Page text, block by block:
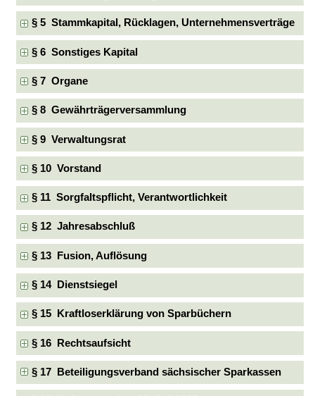
§ 5 Stammkapital, Rücklagen, Unternehmensverträge
§ 6 Sonstiges Kapital
§ 7 Organe
§ 8 Gewährträgerversammlung
§ 9 Verwaltungsrat
§ 10 Vorstand
§ 11 Sorgfaltspflicht, Verantwortlichkeit
§ 12 Jahresabschluß
§ 13 Fusion, Auflösung
§ 14 Dienstsiegel
§ 15 Kraftloserklärung von Sparbüchern
§ 16 Rechtsaufsicht
§ 17 Beteiligungsverband sächsischer Sparkassen